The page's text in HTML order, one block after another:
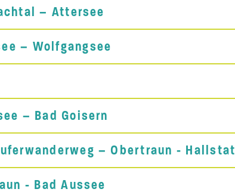
– Attersee
– Wolfgangsee
– Bad Goisern
– Obertraun -
- Bad Aussee